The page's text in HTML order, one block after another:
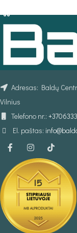
Adresas: Baldų
Vilnius
Telefono nr.:
El. paštas: